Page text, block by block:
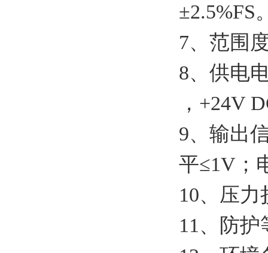
±2.5%FS
7、 范围
8、 供电
， +24V
9、 输出
平≤1V ；
10、 压力
11、
防护